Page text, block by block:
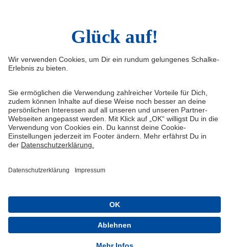
Impressum
Medienportal
FAQ
Datenschutz
Haftungsausschluss
Quicklinks
Shop
schalke04.de
Schalke TV
VELTINS-Arena
ERWIN buchen
Schalke 04 - Offizielle App